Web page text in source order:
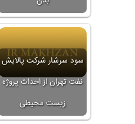
سود سرشار شرکت پالایش
نفت تهران از احداث پروژه
زیست محیطی